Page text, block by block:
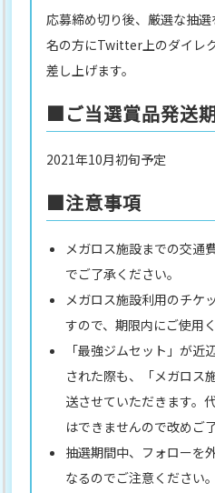
応募締め切り後、厳選な抽
名の方にTwitter上のダイレ
差し上げます。
■ご当選賞品発送
2021年10月初旬予定
■注意事項
メガロス施設までの交通
でご了承ください。
メガロス施設利用のチケ
すので、期限内にご使用
「最強ジムセット」が
された際も、「メガロス
送させていただきます。
はできませんので改めご
抽選期間中、フォローを
なるのでご注意ください。